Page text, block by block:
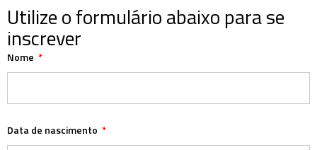
Utilize o formulário abaixo para se
inscrever
Nome
Data de nascimento